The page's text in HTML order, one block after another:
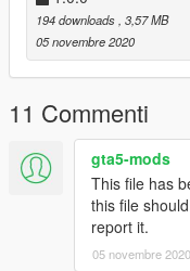
cles.rpf\
CREDIT MODEL :
THANKS FOR MODEL
2021-police-municipale/
194 downloads , 3,57 MB
05 novembre 2020
11 Commenti
gta5-mods
This file has
this file
report it.
05 novembre 2020